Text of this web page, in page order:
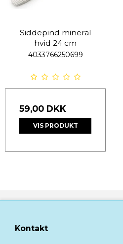
Siddepind mineral
hvid 24 cm
4033766250699
59,00 DKK
VIS PRODUKT
Kontakt